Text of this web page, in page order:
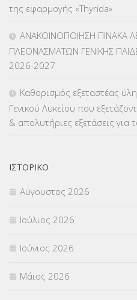
ΜΕΤΑΘΕΣΕΙΣ-ΤΟΠΟΘΕΤΗΣΕΙΣ
ΜΕΤΑΦΟΡΑ ΜΑΘΗΤΩΝ(3)
ΟΙΚΟΝΟΜΙΚΑ ΘΕΜΑΤΑ
Π.Ε.Κ. ΗΡΑΚΛΕΙΟΥ
ΠΑΝΕΛΛΑΔΙΚΕΣ ΕΞΕΤΑΣΕΙΣ
ΠΡΟΚΗΡΥΞΕΙΣ
ΣΕΜΙΝΑΡΙΑ – ΗΜΕΡΙΔΕΣ
της εφαρμογής «Thyrida»
ΑΝΑΚΟΙΝΟΠΟΙΗΣΗ ΠΙΝΑΚΑ
ΠΛΕΟΝΑΣΜΑΤΩΝ ΓΕΝΙΚΗΣ
2026-2027
Καθορισμός εξεταστέας
Γενικού Λυκείου που
& απολυτήριες εξετάσεις
ΙΣΤΟΡΙΚΌ
Αύγουστος 2026
Ιούλιος 2026
Ιούνιος 2026
Μάιος 2026